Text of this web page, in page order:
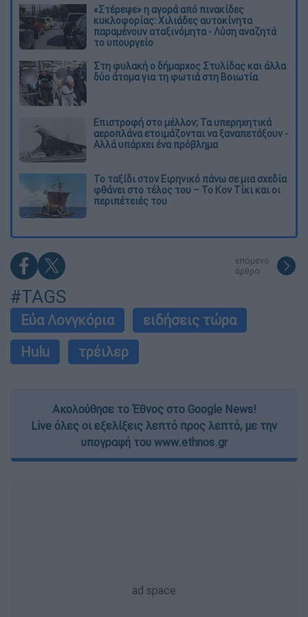
«Στέρεψε» η αγορά από πινακίδες
κυκλοφορίας: Χιλιάδες αυτοκίνητα
παραμένουν αταξινόμητα - Λύση αναζητά
το υπουργείο
Στη φυλακή ο δήμαρχος Στυλίδας και άλλα
δύο άτομα για τη φωτιά στη Βοιωτία
Επιστροφή στο μέλλον; Τα υπερηχητικά
αεροπλάνα ετοιμάζονται να ξαναπετάξουν -
Αλλά υπάρχει ένα πρόβλημα
Το ταξίδι στον Ειρηνικό πάνω σε μια σχεδία
φθάνει στο τέλος του – Το Κον Τίκι και οι
περιπέτειές του
επόμενο
άρθρο
#TAGS
Εύα Λονγκόρια
ειδήσεις τώρα
Hulu
τρέιλερ
Ακολούθησε το Έθνος στο Google News!
Live όλες οι εξελίξεις λεπτό προς λεπτό, με την
υπογραφή του www.ethnos.gr